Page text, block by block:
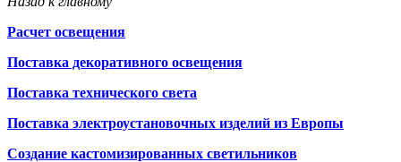
Расчет освещения
Поставка декоративного освещения
Поставка технического света
Поставка электроустановочных изделий из Европы
Создание кастомизированных светильников